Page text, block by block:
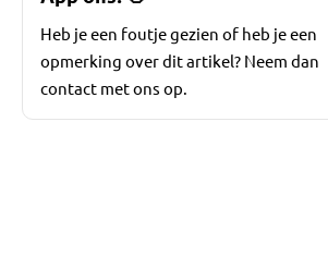
Heb je een foutje gezien of heb je een
opmerking over dit artikel? Neem dan
contact met ons op.